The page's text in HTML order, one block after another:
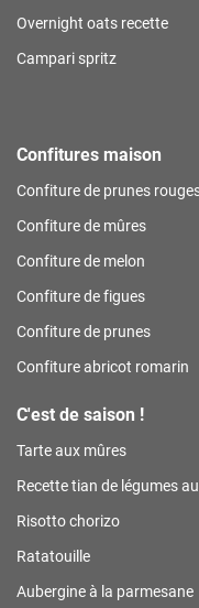
Overnight oats recette
Campari spritz
Confitures maison
Confiture de prunes
Confiture de mûres
Confiture de melon
Confiture de figues
Confiture de prunes
Confiture abricot romarin
C'est de saison !
Tarte aux mûres
Recette tian de légumes
Risotto chorizo
Ratatouille
Aubergine à la parmesane